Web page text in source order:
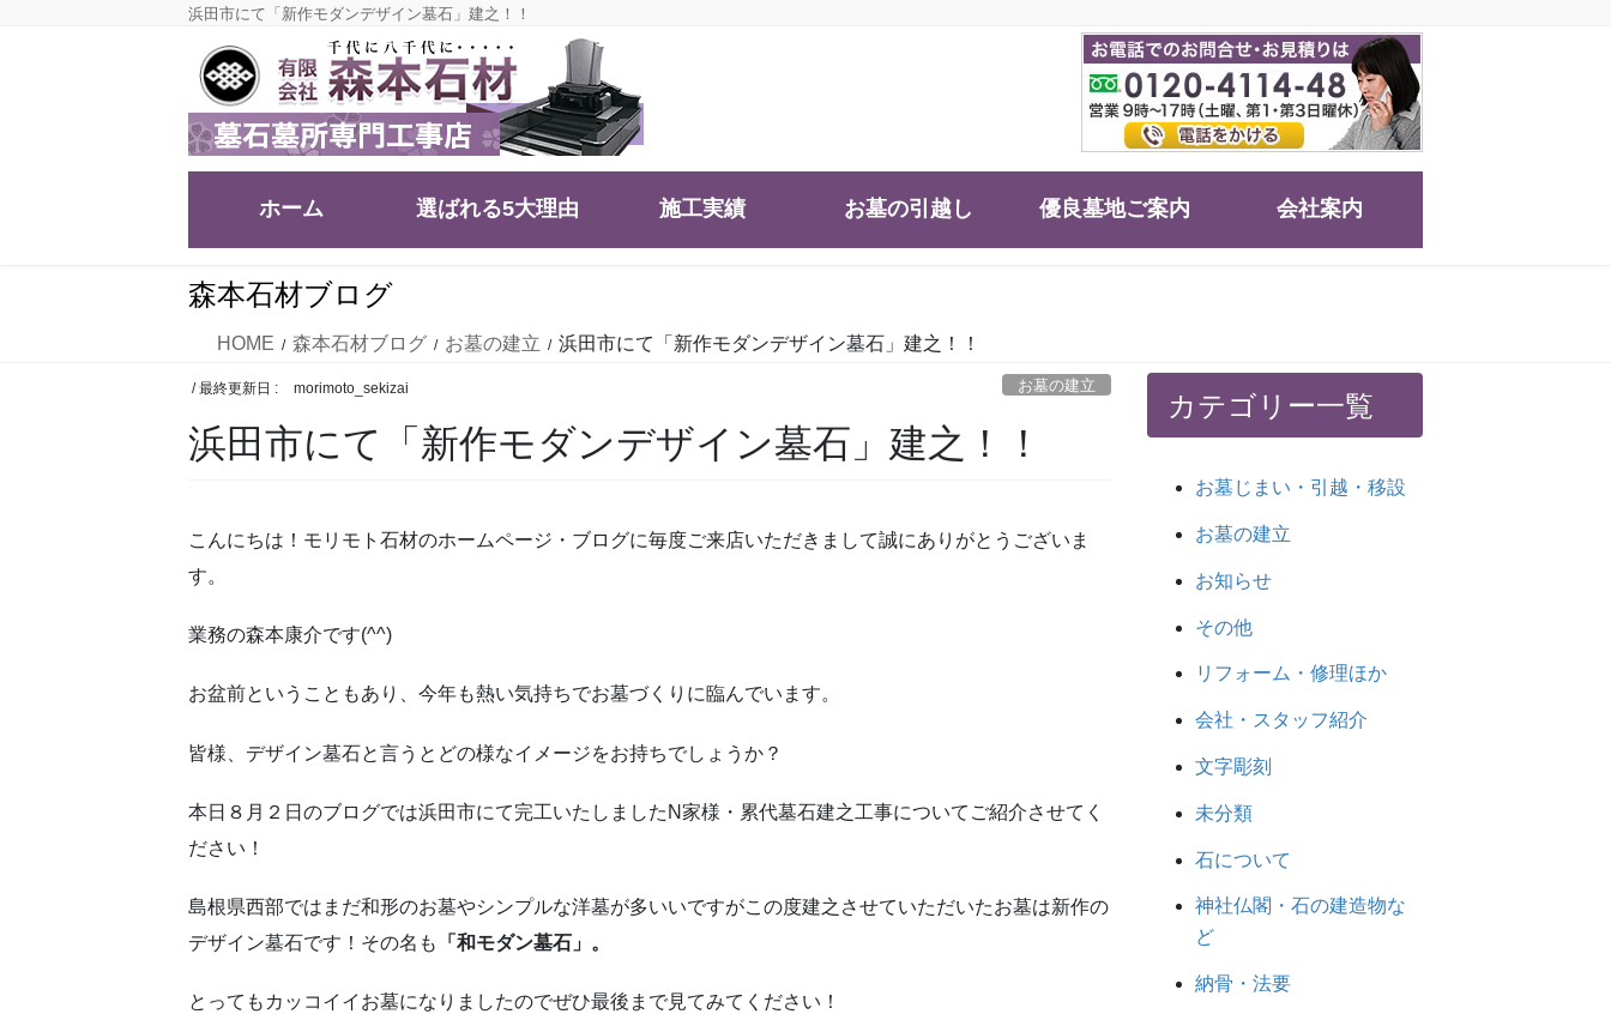
浜田市にて「新作モダンデザイン墓石」建之！！
ホーム 選ばれる5大理由 施工実績 お墓の引越し 優良墓地ご案内 会社案内
森本石材ブログ
HOME 森本石材ブログ お墓の建立 浜田市にて「新作モダンデザイン墓石」建之！！
/ 最終更新日 : morimoto_sekizai お墓の建立
浜田市にて「新作モダンデザイン墓石」建之！！
こんにちは！モリモト石材のホームページ・ブログに毎度ご来店いただきまして誠にありがとうございま
す。
業務の森本康介です(^^)
お盆前ということもあり、今年も熱い気持ちでお墓づくりに臨んでいます。
皆様、デザイン墓石と言うとどの様なイメージをお持ちでしょうか？
本日８月２日のブログでは浜田市にて完工いたしましたN家様・累代墓石建之工事についてご紹介させてく
ださい！
島根県西部ではまだ和形のお墓やシンプルな洋墓が多いいですがこの度建之させていただいたお墓は新作の
デザイン墓石です！その名も
「和モダン墓石」。
とってもカッコイイお墓になりましたのでぜひ最後まで見てみてください！
カテゴリー一覧
お墓じまい・引越・移設
お墓の建立
お知らせ
その他
リフォーム・修理ほか
会社・スタッフ紹介
文字彫刻
未分類
石について
神社仏閣・石の建造物な
ど
納骨・法要